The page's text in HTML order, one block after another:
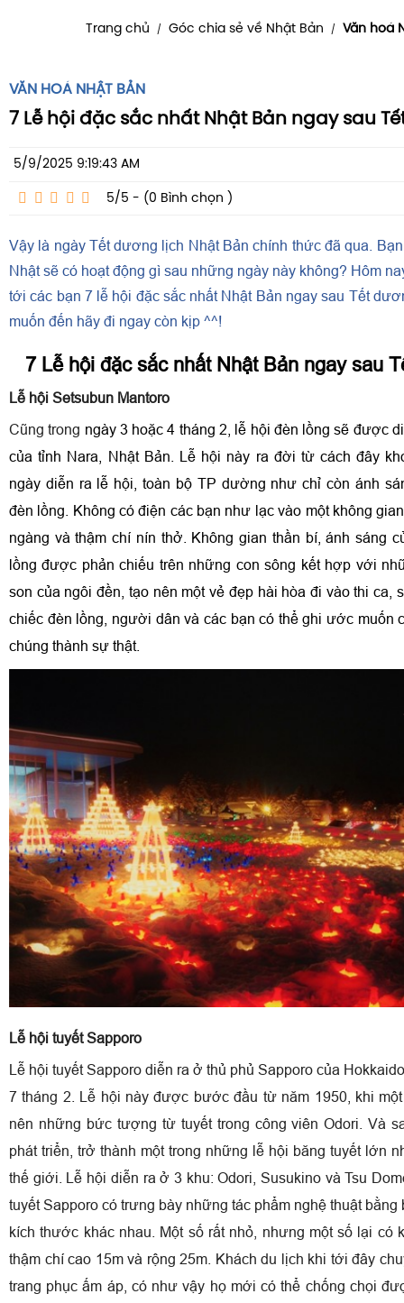
Trang chủ / Góc chia sẻ về Nhật Bản / Văn hoá
VĂN HOÁ NHẬT BẢN
7 Lễ hội đặc sắc nhất Nhật Bản ngay sau
5/9/2025 9:19:43 AM
5/5 - (0 Bình chọn )
Vậy là ngày Tết dương lịch Nhật Bản chính thức đã qua.
Nhật sẽ có hoạt động gì sau những ngày này không? Hôm
tới các bạn 7 lễ hội đặc sắc nhất Nhật Bản ngay sau Tết
muốn đến hãy đi ngay còn kịp ^^!
7 Lễ hội đặc sắc nhất Nhật Bản ngay sau
Lễ hội Setsubun Mantoro
Cũng trong ngày 3 hoặc 4 tháng 2, lễ hội đèn lồng sẽ được
của tỉnh Nara, Nhật Bản. Lễ hội này ra đời từ cách đây
ngày diễn ra lễ hội, toàn bộ TP dường như chỉ còn ánh
đèn lồng. Không có điện các bạn như lạc vào một không
ngàng và thậm chí nín thở. Không gian thần bí, ánh sáng
lồng được phản chiếu trên những con sông kết hợp với
son của ngôi đền, tạo nên một vẻ đẹp hài hòa đi vào thi ca,
chiếc đèn lồng, người dân và các bạn có thể ghi ước muốn
chúng thành sự thật.
Lễ hội tuyết Sapporo
Lễ hội tuyết Sapporo diễn ra ở thủ phủ Sapporo của
7 tháng 2. Lễ hội này được bước đầu từ năm 1950, khi
nên những bức tượng từ tuyết trong công viên Odori. Và
phát triển, trở thành một trong những lễ hội băng tuyết lớn
thế giới. Lễ hội diễn ra ở 3 khu: Odori, Susukino và Tsu
tuyết Sapporo có trưng bày những tác phẩm nghệ thuật
kích thước khác nhau. Một số rất nhỏ, nhưng một số lại có
thậm chí cao 15m và rộng 25m. Khách du lịch khi tới đây
trang phục ấm áp, có như vậy họ mới có thể chống chọi